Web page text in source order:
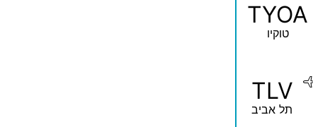
TYOA
טוקיו
TLV
תל אביב